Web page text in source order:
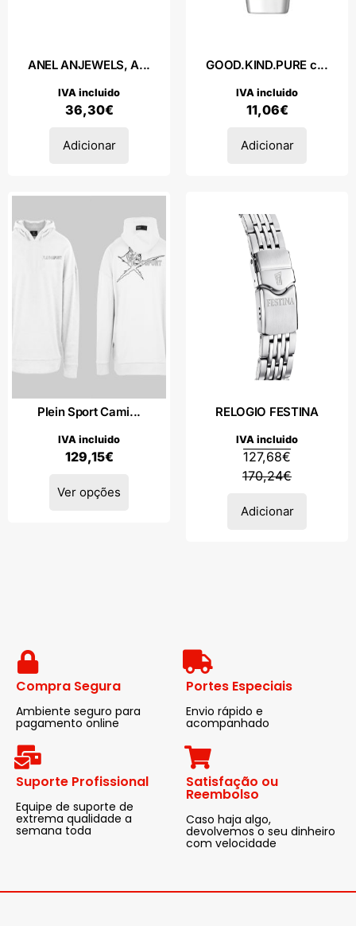
ANEL ANJEWELS, A...
36,30€
IVA incluido
Adicionar
GOOD.KIND.PURE c...
11,06€
IVA incluido
Adicionar
Plein Sport Cami...
129,15€
IVA incluido
Ver opções
RELOGIO FESTINA
170,24€
127,68€
IVA incluido
Adicionar
Compra Segura
Ambiente seguro para
pagamento online
Portes Especiais
Envio rápido e
acompanhado
Suporte Profissional
Equipe de suporte de
extrema qualidade a
semana toda
Satisfação ou
Reembolso
Caso haja algo,
devolvemos o seu dinheiro
com velocidade